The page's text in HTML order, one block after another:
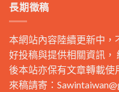
長期徵稿
本網站內容陸續更新中，
好投稿與提供相關資訊，
後本站亦保有文章轉載使
來稿請寄：